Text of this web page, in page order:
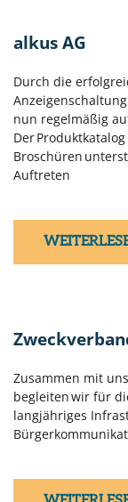
alkus AG
Durch die
nun regelmäßig
Der
Broschüren
Auftreten
Zusammen mit
begleiten wir für
langjähriges